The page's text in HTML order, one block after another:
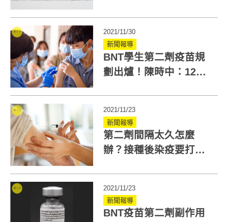
2021/11/30
新聞報導
BNT學生第二劑疫苗規
劃出爐！陳時中：12月
2021/11/23
新聞報導
第二劑間隔太久怎麼
辦？接種後染疫要打第
2021/11/23
新聞報導
BNT疫苗第二劑副作用